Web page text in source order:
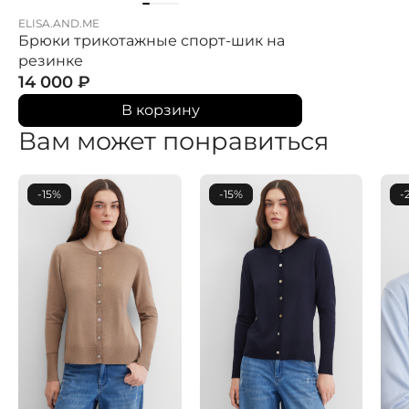
ELISA.AND.ME
Брюки трикотажные спорт-шик на
резинке
14 000 ₽
В корзину
Вам может понравиться
-15% -15% -